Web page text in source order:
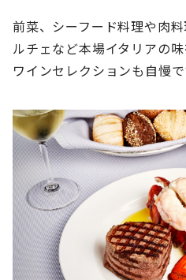
前菜、シーフード料理や肉
ルチェなど本場イタリアの
ワインセレクションも自慢で